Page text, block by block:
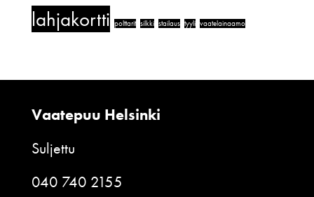
lahjakortti polttarit silkki stailaus tyyli vaatelainaamo
Vaatepuu Helsinki
Suljettu
040 740 2155